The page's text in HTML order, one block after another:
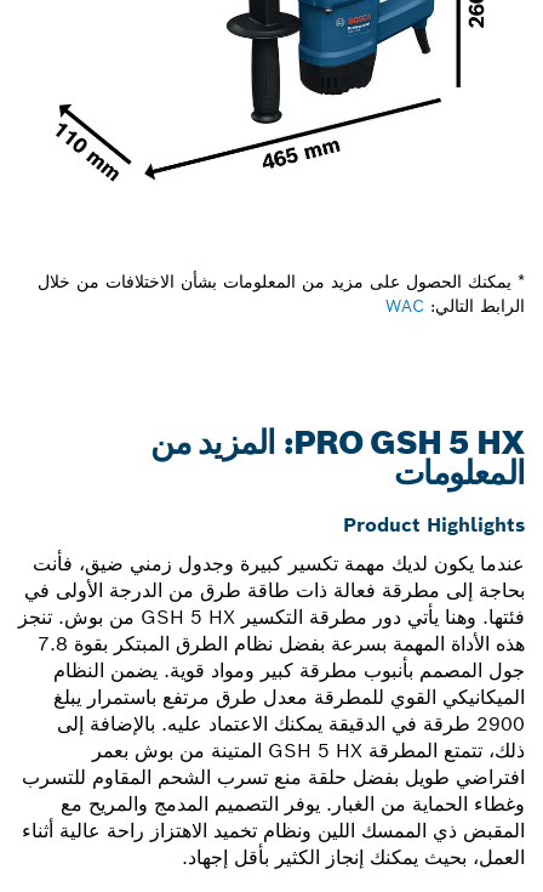
* يمكنك الحصول على مزيد من المعلومات بشأن الاختلافات من خلال
الرابط التالي: WAC
PRO GSH 5 HX: المزيد من
المعلومات
Product Highlights
عندما يكون لديك مهمة تكسير كبيرة وجدول زمني ضيق، فأنت
بحاجة إلى مطرقة فعالة ذات طاقة طرق من الدرجة الأولى في
فئتها. وهنا يأتي دور مطرقة التكسير GSH 5 HX من بوش. تنجز
هذه الأداة المهمة بسرعة بفضل نظام الطرق المبتكر بقوة 7.8
جول المصمم بأنبوب مطرقة كبير ومواد قوية. يضمن النظام
الميكانيكي القوي للمطرقة معدل طرق مرتفع باستمرار يبلغ
2900 طرقة في الدقيقة يمكنك الاعتماد عليه. بالإضافة إلى
ذلك، تتمتع المطرقة GSH 5 HX المتينة من بوش بعمر
افتراضي طويل بفضل حلقة منع تسرب الشحم المقاوم للتسرب
وغطاء الحماية من الغبار. يوفر التصميم المدمج والمريح مع
المقبض ذي الممسك اللين ونظام تخميد الاهتزاز راحة عالية أثناء
العمل، بحيث يمكنك إنجاز الكثير بأقل إجهاد.